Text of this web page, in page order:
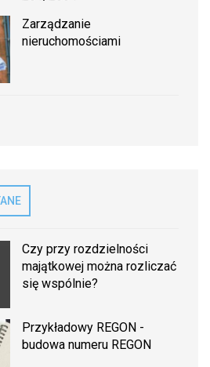
Zarządzanie
nieruchomościami
Czy przy rozdzielności
majątkowej można rozliczać
się wspólnie?
Przykładowy REGON -
budowa numeru REGON